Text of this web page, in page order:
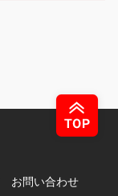
お問い合わせ